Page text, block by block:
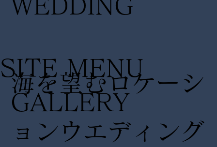
WEDDING
海を望むロケーシ
ョンウエディング
GALLERY
SITE MENU